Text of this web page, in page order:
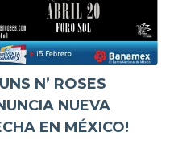
N’ ROSES
NUEVA
EN MÉXICO!